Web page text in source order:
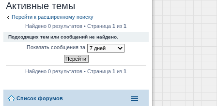
Активные темы
Перейти к расширенному поиску
Найдено 0 результатов • Страница1 из1
Подходящих тем или сообщений не найдено.
Показать сообщения за
Найдено 0 результатов • Страница1 из1
Список форумов